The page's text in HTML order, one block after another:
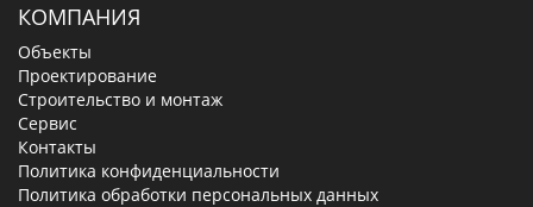
КОМПАНИЯ
Объекты
Проектирование
Строительство и монтаж
Сервис
Контакты
Политика конфиденциальности
Политика обработки персональных данных